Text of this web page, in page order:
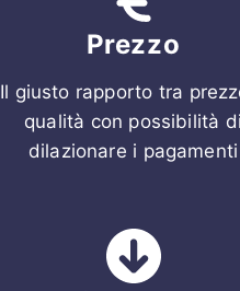
Prezzo
Il giusto rapporto tra
qualità con possibilità di
dilazionare i pagamenti